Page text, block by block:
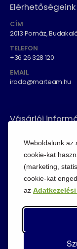
Weboldalunk az
cookie-kat
(marketing,
cookie-kat
az
Elérhetőségeink
CÍM
2013 Pomáz,
TELEFON
+36 26 328 120
EMAIL
iroda@marteam.hu
Vásárlói
Fizetési módok
Adatvédelem
Cookie szabályzat